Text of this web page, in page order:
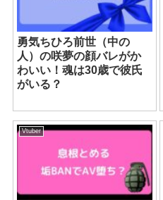
勇気ちひろ前世（中の
人）の咲夢の顔バレがか
わいい！魂は30歳で彼氏
がいる？
Vtuber